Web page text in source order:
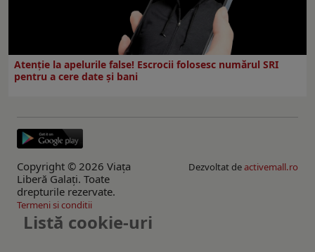
Atenție la apelurile false! Escrocii folosesc numărul SRI
pentru a cere date și bani
Copyright © 2026 Viaţa
Liberă Galaţi. Toate
drepturile rezervate.
Dezvoltat deactivemall.ro
Termeni si conditii
Listă cookie-uri